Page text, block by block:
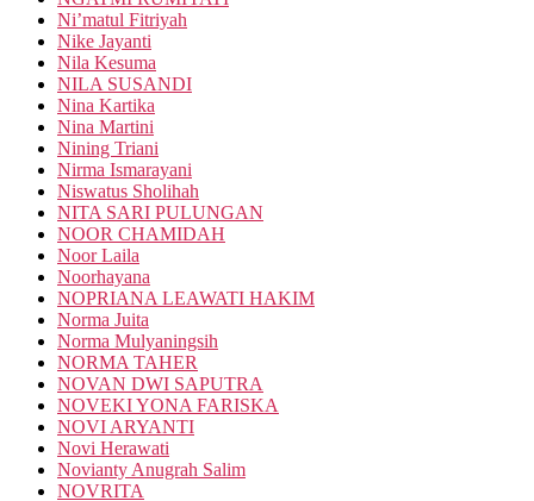
Ni’matul Fitriyah
Nike Jayanti
Nila Kesuma
NILA SUSANDI
Nina Kartika
Nina Martini
Nining Triani
Nirma Ismarayani
Niswatus Sholihah
NITA SARI PULUNGAN
NOOR CHAMIDAH
Noor Laila
Noorhayana
NOPRIANA LEAWATI HAKIM
Norma Juita
Norma Mulyaningsih
NORMA TAHER
NOVAN DWI SAPUTRA
NOVEKI YONA FARISKA
NOVI ARYANTI
Novi Herawati
Novianty Anugrah Salim
NOVRITA